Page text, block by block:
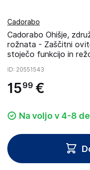
Cadorabo
Cadorabo Ohišje,
rožnata - Zaščitni
stoječo funkcijo in
ID: 20551543
1599 €
Na voljo v 4-8